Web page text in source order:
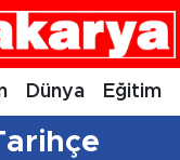
Dünya Eğitim
Eczaneler